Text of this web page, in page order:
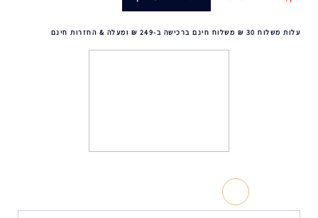
עלות משלוח 30 ₪ משלוח חינם ברכישה ב-249 ₪ ומעלה & החזרות חינם